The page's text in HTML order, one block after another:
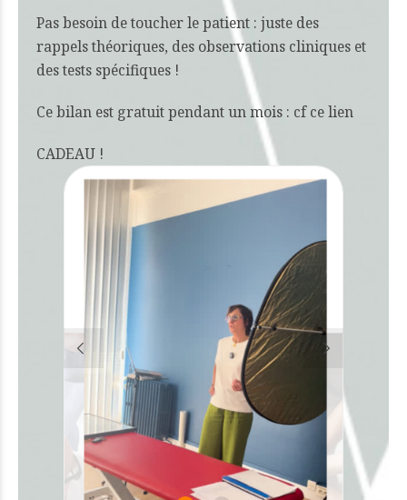
Pas besoin de toucher le patient : juste des
rappels théoriques, des observations cliniques et
des tests spécifiques !
Ce bilan est gratuit pendant un mois : cf celien
CADEAU !